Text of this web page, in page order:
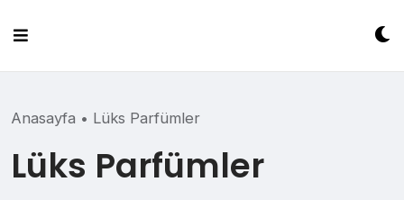
content
Anasayfa • Lüks Parfümler
Lüks Parfümler